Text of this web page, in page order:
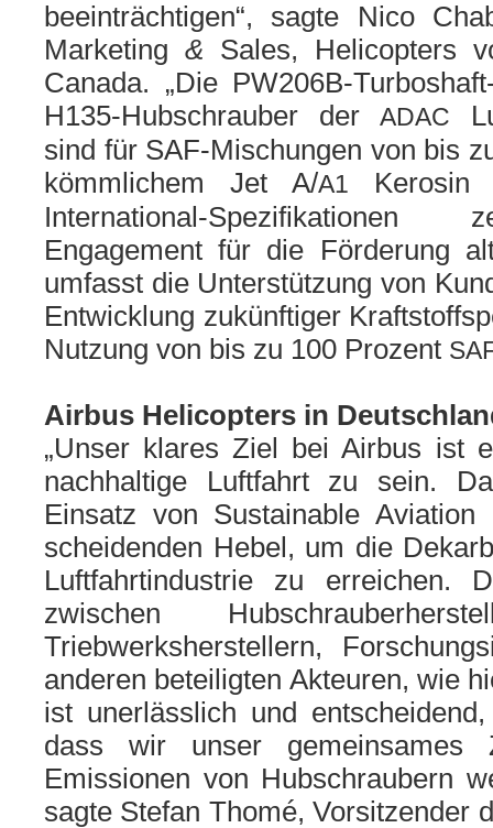
beein­träch­ti­gen“, sag­te Nico
Marketing & Sales, Helicopters
Canada. „Die PW206B-
H135-Hubschrauber der ADAC
sind für SAF-Mischungen von bis
kömm­li­chem Jet A/A1
International-Spezifikationen
Engagement für die Förderung
umfasst die Unterstützung von
Entwicklung zukünf­ti­ger
Nutzung von bis zu 100 Prozent
Airbus Helicopters in
„Unser kla­res Ziel bei Airbus ist
nach­hal­ti­ge Luftfahrt zu sein.
Einsatz von Sustainable
schei­den­den Hebel, um die
Luftfahrtindustrie zu errei­chen.
zwi­schen
Triebwerksherstellern,
ande­ren betei­lig­ten Akteuren, wie
ist uner­läss­lich und
dass wir unser gemein­sa­mes
Emissionen von Hubschraubern
sag­te Stefan Thomé, Vorsitzender